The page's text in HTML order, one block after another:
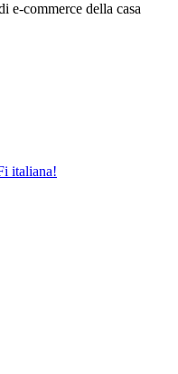
e-commerce della casa
italiana!